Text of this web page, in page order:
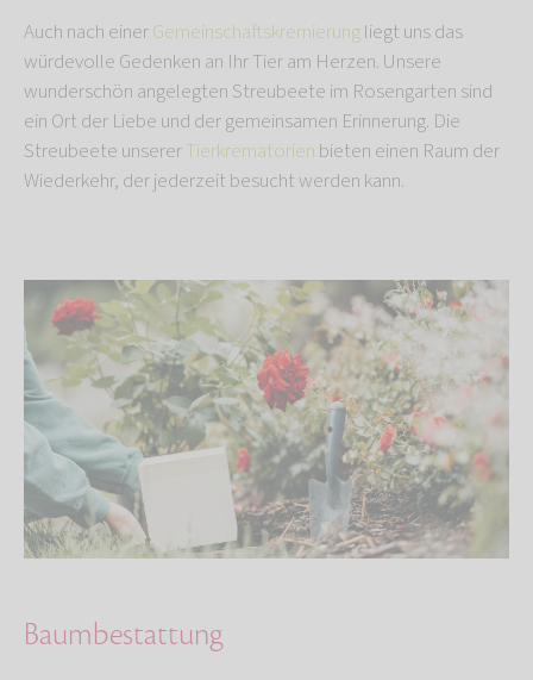
Auch nach einerGemeinschaftskremierungliegt uns das
würdevolle Gedenken an Ihr Tier am Herzen. Unsere
wunderschön angelegten Streubeete im Rosengarten sind
ein Ort der Liebe und der gemeinsamen Erinnerung. Die
Streubeete unsererTierkrematorien bieten einen Raum der
Wiederkehr, der jederzeit besucht werden kann.
Baumbestattung